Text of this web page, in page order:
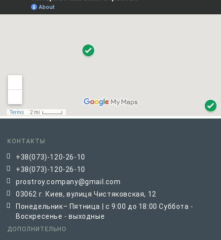
КОНТАКТЫ
+38(073)-120-26-10
+38(073)-120-26-10
prostroy.company@gmail.com
03062 г. Киев, вулиця Чистяковская, 12
Понедельник– Пятница | с 9:00 до 18:00 Суббота -
Воскресенье - выходные
ДОПОЛНИТЕЛЬНО